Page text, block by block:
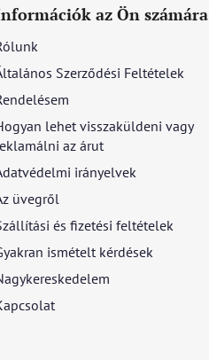
az Ön számára
Szerződési Feltételek
lehet visszaküldeni vagy
az árut
irányelvek
üvegről
és fizetési feltételek
ismételt kérdések